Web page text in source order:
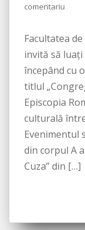
comentariu
Facultatea
invită să luați
începând cu
titlul
Episcopia
culturală
Evenimentul
din corpul A
Cuza” din […]